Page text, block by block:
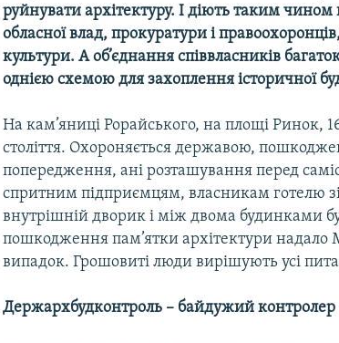
руйнувати архітектуру. І діють таким чином
обласної влад, прокуратури і
культури. А об’єднання співвласників
однією схемою для захоплення історичної
На кам’яниці Рорайського, на площі Ринок,
століття. Охороняється державою,
попередження, ані розташування перед
спритним підприємцям, власникам готелю
внутрішній дворик і між двома будинками
пошкодження пам’ятки архітектури надало
випадок. Грошовиті люди вирішують усі
Держархбудконтроль – байдужий контролер